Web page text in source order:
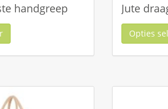
handgreep Jute
Opties